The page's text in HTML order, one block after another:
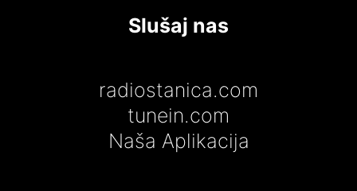
Slušaj nas
radiostanica.com
tunein.com
Naša Aplikacija